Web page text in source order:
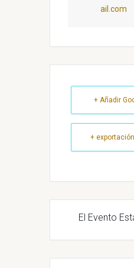
ail.com
+ Añadir
+
El Evento